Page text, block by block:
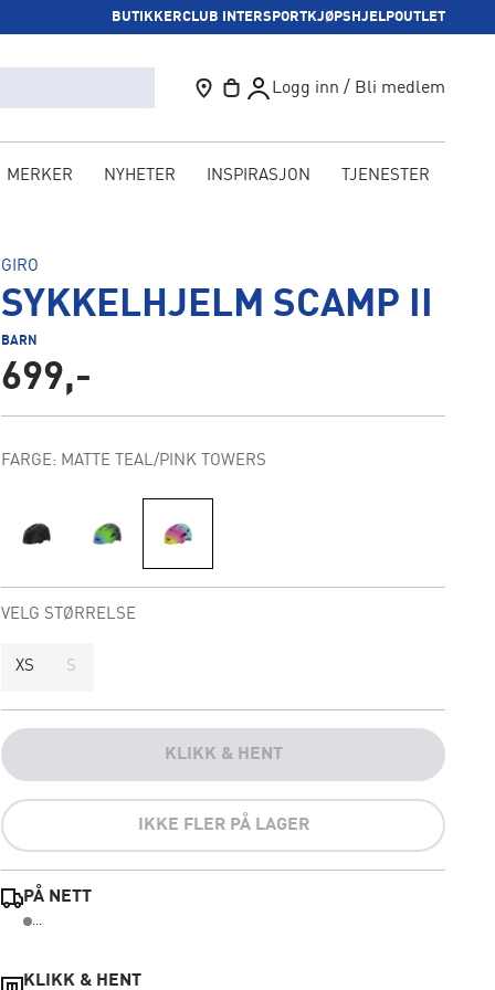
BUTIKKERCLUB INTERSPORTKJØPSHJELPOUTLET
Logg inn / Bli medlem
MERKER NYHETER INSPIRASJON TJENESTER
GIRO
SYKKELHJELM SCAMP II
BARN
699,-
FARGE: MATTE TEAL/PINK TOWERS
VELG STØRRELSE
XS S
KLIKK & HENT
IKKE FLER PÅ LAGER
PÅ NETT
...
KLIKK & HENT